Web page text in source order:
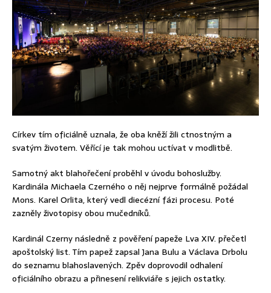
Církev tím oficiálně uznala, že oba kněží žili ctnostným a
svatým životem. Věřící je tak mohou uctívat v modlitbě.
Samotný akt blahořečení proběhl v úvodu bohoslužby.
Kardinála Michaela Czerného o něj nejprve formálně požádal
Mons. Karel Orlita, který vedl diecézní fázi procesu. Poté
zazněly životopisy obou mučedníků.
Kardinál Czerny následně z pověření papeže Lva XIV. přečetl
apoštolský list. Tím papež zapsal Jana Bulu a Václava Drbolu
do seznamu blahoslavených. Zpěv doprovodil odhalení
oficiálního obrazu a přinesení relikviáře s jejich ostatky.